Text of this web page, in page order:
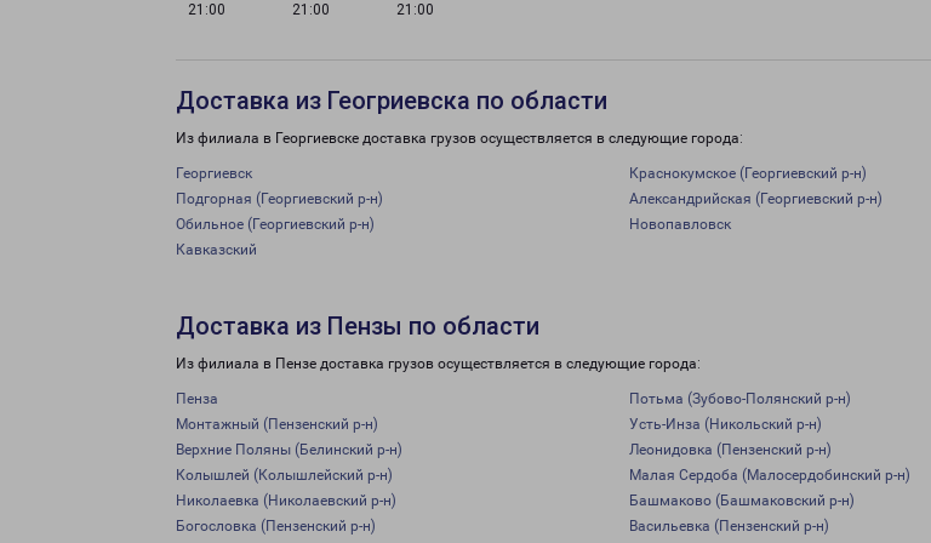
21:00 21:00 21:00
Доставка из Геогриевска по области
Из филиала в Георгиевске доставка грузов осуществляется в следующие города:
Георгиевск Краснокумское (Георгиевский р-н)
Подгорная (Георгиевский р-н)
Александрийская (Георгиевский р-н)
Обильное (Георгиевский р-н)
Новопавловск
Кавказский
Доставка из Пензы по области
Из филиала в Пензе доставка грузов осуществляется в следующие города:
Пенза Потьма (Зубово-Полянский р-н)
Монтажный (Пензенский р-н)
Усть-Инза (Никольский р-н)
Верхние Поляны (Белинский р-н)
Леонидовка (Пензенский р-н)
Колышлей (Колышлейский р-н)
Малая Сердоба (Малосердобинский р-н)
Николаевка (Николаевский р-н)
Башмаково (Башмаковский р-н)
Богословка (Пензенский р-н)
Васильевка (Пензенский р-н)